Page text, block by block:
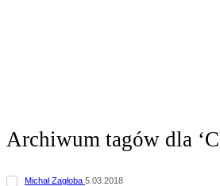
Archiwum tagów dla
Michał Zagłoba 5.03.2018